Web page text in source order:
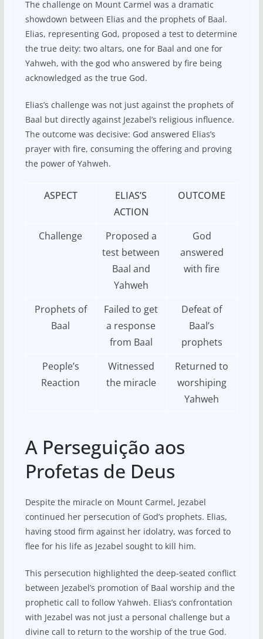
The challenge on Mount Carmel was a dramatic
showdown between Elias and the prophets of Baal.
Elias, representing God, proposed a test to determine
the true deity: two altars, one for Baal and one for
Yahweh, with the god who answered by fire being
acknowledged as the true God.
Elias’s challenge was not just against the prophets of
Baal but directly against Jezabel’s religious influence.
The outcome was decisive: God answered Elias’s
prayer with fire, consuming the offering and proving
the power of Yahweh.
ASPECT
ELIAS’S
ACTION
OUTCOME
Challenge
Proposed a
test between
Baal and
Yahweh
God
answered
with fire
Prophets of
Baal
Failed to get
a response
from Baal
Defeat of
Baal’s
prophets
People’s
Reaction
Witnessed
the miracle
Returned to
worshiping
Yahweh
A Perseguição aos
Profetas de Deus
Despite the miracle on Mount Carmel, Jezabel
continued her persecution of God’s prophets. Elias,
having stood firm against her idolatry, was forced to
flee for his life as Jezabel sought to kill him.
This persecution highlighted the deep-seated conflict
between Jezabel’s promotion of Baal worship and the
prophetic call to follow Yahweh. Elias’s confrontation
with Jezabel was not just a personal challenge but a
divine call to return to the worship of the true God.